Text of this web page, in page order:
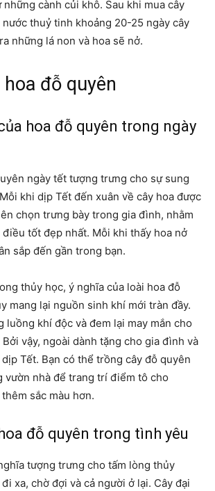
cành củi khô. Sau khi mua cây
thuỷ tinh khoảng 20-25 ngày cây
những lá non và hoa sẽ nở.
đỗ quyên
hoa đỗ quyên trong ngày
ngày tết tượng trưng cho sự sung
khi dịp Tết đến xuân về cây hoa được
chọn trưng bày trong gia đình, nhằm
tốt đẹp nhất. Mỗi khi thấy hoa nở
sắp đến gần trong bạn.
thủy học, ý nghĩa của loài hoa đỗ
mang lại nguồn sinh khí mới tràn đầy.
luồng khí độc và đem lại may mắn cho
vậy, ngoài dành tặng cho gia đình và
Tết. Bạn có thể trồng cây đỗ quyên
vườn nhà để trang trí điểm tô cho
sắc màu hơn.
đỗ quyên trong tình yêu
tượng trưng cho tấm lòng thủy
xa, chờ đợi và cả người ở lại. Cây đại